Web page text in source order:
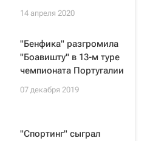
14 апреля 2020
"Бенфика" разгромила
"Боавишту" в 13-м туре
чемпионата Португалии
07 декабря 2019
"Спортинг" сыграл